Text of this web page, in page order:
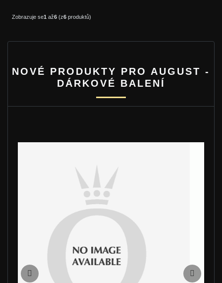
Zobrazuje se1 až6(z6produktů)
NOVÉ PRODUKTY PRO AUGUST -
DÁRKOVÉ BALENÍ